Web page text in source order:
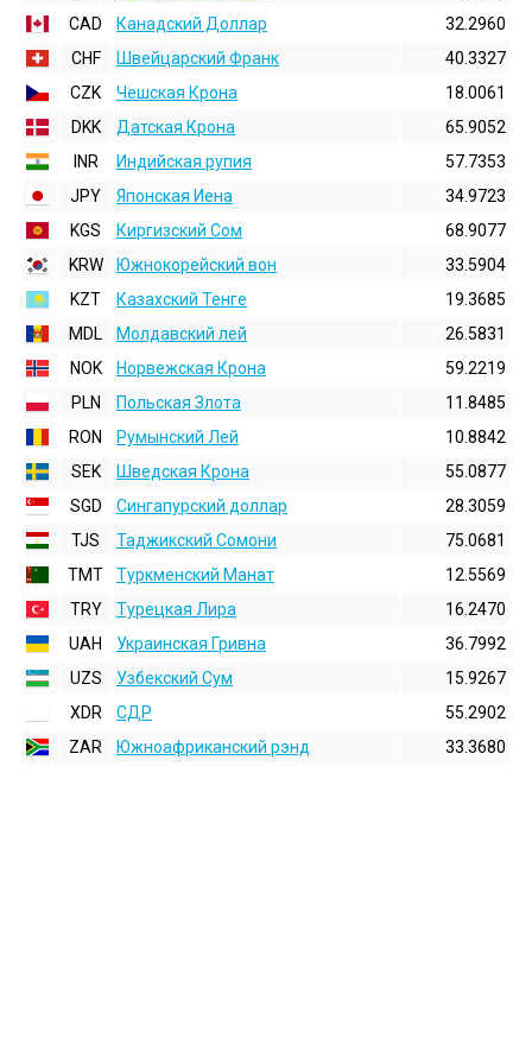
CAD
Канадский Доллар
32.2960
CHF
Швейцарский Франк
40.3327
CZK
Чешская Крона
18.0061
DKK
Датская Крона
65.9052
INR
Индийская pупия
57.7353
JPY
Японская Иена
34.9723
KGS
Киргизский Сом
68.9077
KRW
Южнокорейский вон
33.5904
KZT
Казахский Тенге
19.3685
MDL
Молдавский лей
26.5831
NOK
Норвежская Крона
59.2219
PLN
Польская Злота
11.8485
RON
Румынский Лей
10.8842
SEK
Шведская Крона
55.0877
SGD
Сингапурский доллар
28.3059
TJS
Таджикский Сомони
75.0681
TMT
Туркменский Манат
12.5569
TRY
Турецкая Лира
16.2470
UAH
Украинская Гривна
36.7992
UZS
Узбекский Сум
15.9267
XDR
СДР
55.2902
ZAR
Южноафриканский рэнд 33.3680